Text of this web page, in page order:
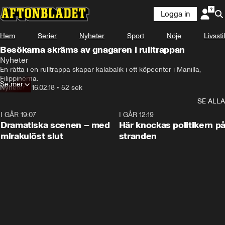
Logga in
Hem Serier Nyheter Sport Nöje Livsstil
Besökarna skräms av gnagaren i rulltrappan
Nyheter
En råtta i en rulltrappa skapar kalabalik i ett köpcenter i Manilla,
Filippinerna.
Nyheter• 16.02.18 • 52 sek
Se mer
SE ALLA
I GÅR 19:07
Dramatiska scenen – med
mirakulöst slut
I GÅR 12:19
Här knockas politikern på
stranden